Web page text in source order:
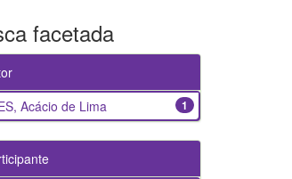
facetada
1
Acácio de Lima